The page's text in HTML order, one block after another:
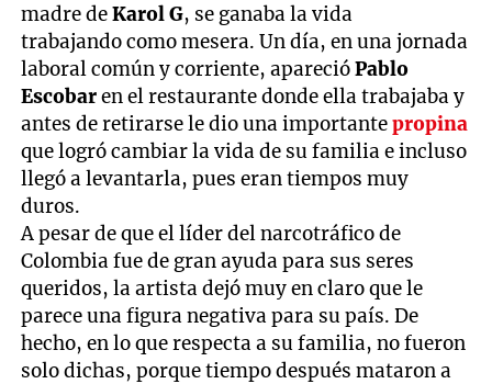
madre deKarol G, se ganaba la vida
trabajando como mesera. Un día, en una jornada
laboral común y corriente, aparecióPablo
Escobaren el restaurante donde ella trabajaba y
antes de retirarse le dio una importantepropina
que logró cambiar la vida de su familia e incluso
llegó a levantarla, pues eran tiempos muy
duros.
A pesar de que el líder del narcotráfico de
Colombia fue de gran ayuda para sus seres
queridos, la artista dejó muy en claro que le
parece una figura negativa para su país. De
hecho, en lo que respecta a su familia, no fueron
solo dichas, porque tiempo después mataron a